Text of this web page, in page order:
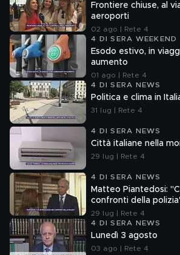
Frontiere chiuse, al
aeroporti
02 ago | Rete 4
4 DI SERA WEEKEND
Esodo estivo, in
aumento
01 ago | Rete 4
4 DI SERA NEWS
Politica e clima in
31 lug | Rete 4
4 DI SERA NEWS
Città italiane nella
29 lug | Rete 4
4 DI SERA NEWS
Matteo Piantedosi:
confronti della
29 lug | Rete 4
4 DI SERA NEWS
Lunedì 3 agosto
03 ago | Rete 4